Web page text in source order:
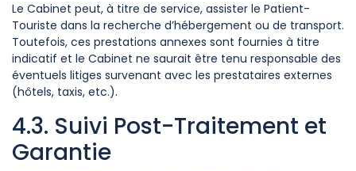
Le Cabinet peut, à titre de service, assister le Patient-
Touriste dans la recherche d’hébergement ou de transport.
Toutefois, ces prestations annexes sont fournies à titre
indicatif et le Cabinet ne saurait être tenu responsable des
éventuels litiges survenant avec les prestataires externes
(hôtels, taxis, etc.).
4.3. Suivi Post-Traitement et
Garantie